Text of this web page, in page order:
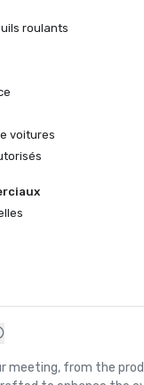
roulants
voitures
meeting, from the